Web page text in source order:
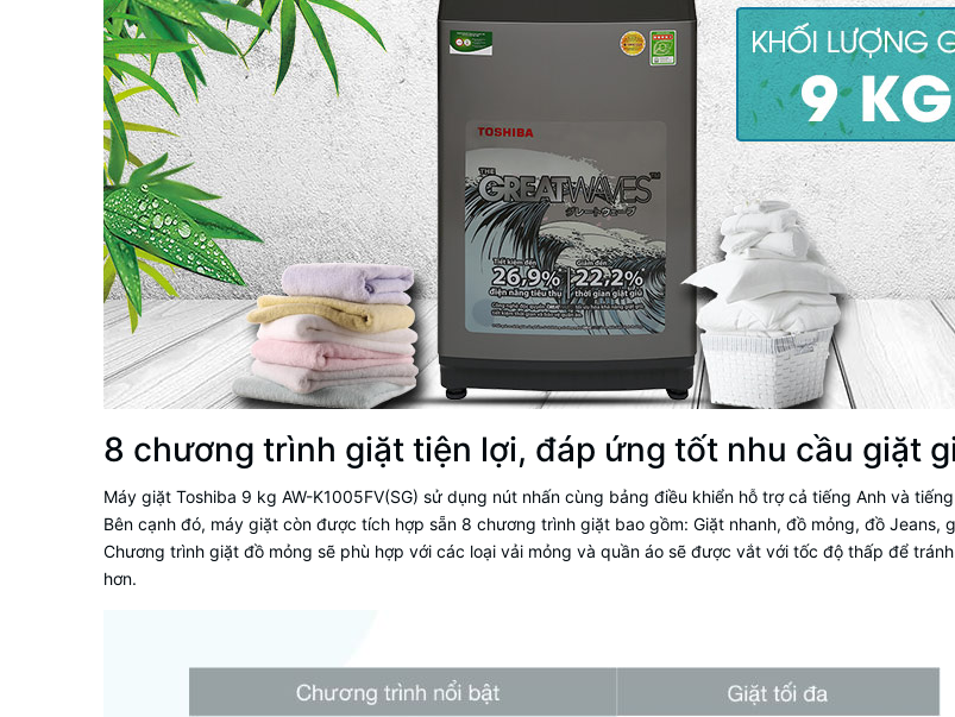
8 chương trình giặt tiện lợi, đáp ứng tốt nhu cầu giặt
Máy giặt Toshiba 9 kg AW-K1005FV(SG) sử dụng nút nhấn cùng bảng điều khiển hỗ trợ cả tiếng Anh và
Bên cạnh đó, máy giặt còn được tích hợp sẵn 8 chương trình giặt bao gồm: Giặt nhanh, đồ mỏng, đồ
Chương trình giặt đồ mỏng sẽ phù hợp với các loại vải mỏng và quần áo sẽ được vắt với tốc độ thấp để
hơn.